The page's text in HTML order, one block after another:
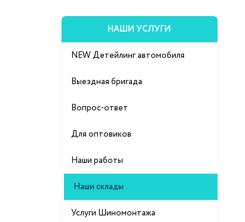
НАШИ УСЛУГИ
NEW Детейлинг автомобиля
Выездная бригада
Вопрос-ответ
Для оптовиков
Наши работы
Наши склады
Услуги Шиномонтажа